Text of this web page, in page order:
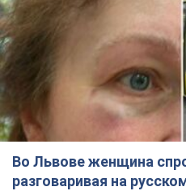
Во Львове женщина
разговаривая на